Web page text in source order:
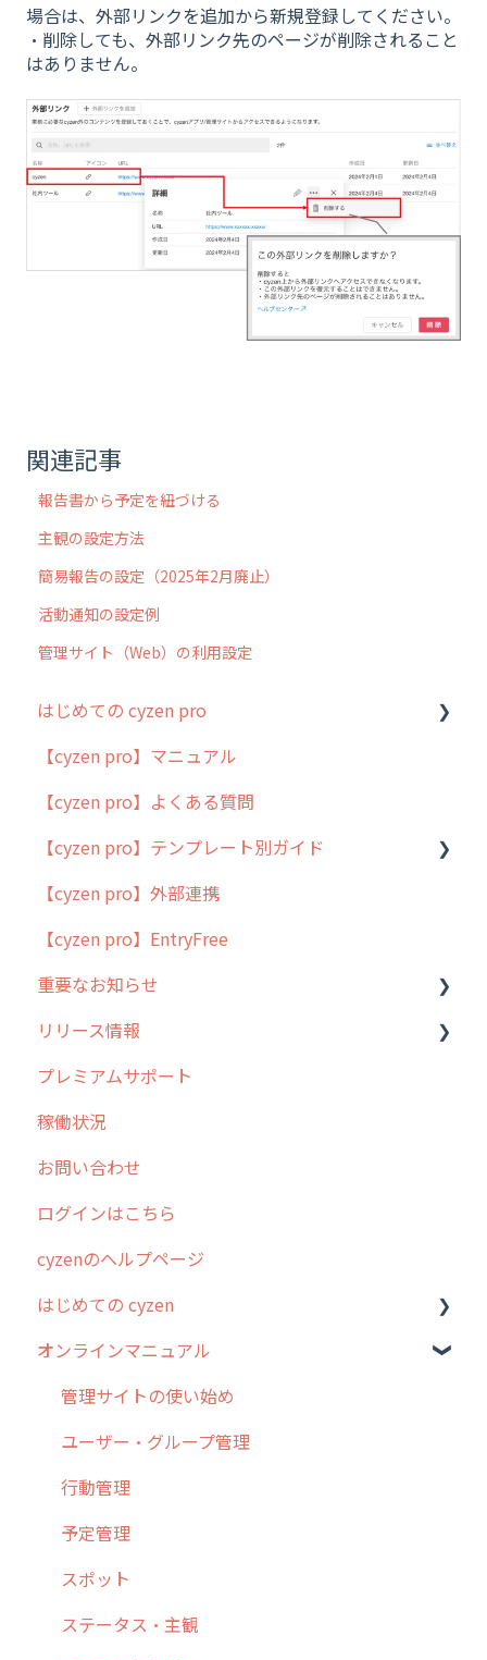
場合は、外部リンクを追加から新規登録してください。
・削除しても、外部リンク先のページが削除されること
はありません。
関連記事
報告書から予定を紐づける
主観の設定方法
簡易報告の設定（2025年2月廃止）
活動通知の設定例
管理サイト（Web）の利用設定
はじめての cyzen pro
cyzen pro とは？
簡易マニュアル
cyzen proの位置情報取得について
用語集
よくある質問
【cyzen pro】マニュアル
【cyzen pro】よくある質問
【cyzen pro】テンプレート別ガイド
ポスティング
ラウンダー
メンテナンス
外廻り営業
清掃
不動産
【cyzen pro】外部連携
【cyzen pro】EntryFree
重要なお知らせ
過去の重要なお知らせ
障害情報
リリース情報
リリース
2026年のリリース情報
2025年のリリース情報
2024年のリリース情報
2023年のリリース情報
過去のリリース
2019年までのリリース情報
お客様の声を実現しました
プレミアムサポート
稼働状況
お問い合わせ
ログインはこちら
cyzenのヘルプページ
はじめての cyzen
0. はじめてのcyzenの使い方
1. cyzenについて知ろう
2. 主要機能の概要
3. cyzenの位置情報取得について
4. cyzen利用前の準備：システム管理者編
5. 基本的な使い方：システム管理者編
6. 基本的な使い方：ユーザー編
オンラインマニュアル
管理サイトの使い始め
ユーザー・グループ管理
行動管理
予定管理
スポット
ステータス・主観